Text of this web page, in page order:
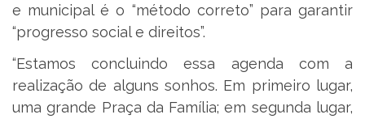
e municipal é o “método correto” para garantir
“progresso social e direitos”.
“Estamos concluindo essa agenda com a
realização de alguns sonhos. Em primeiro lugar,
uma grande Praça da Família; em segunda lugar,